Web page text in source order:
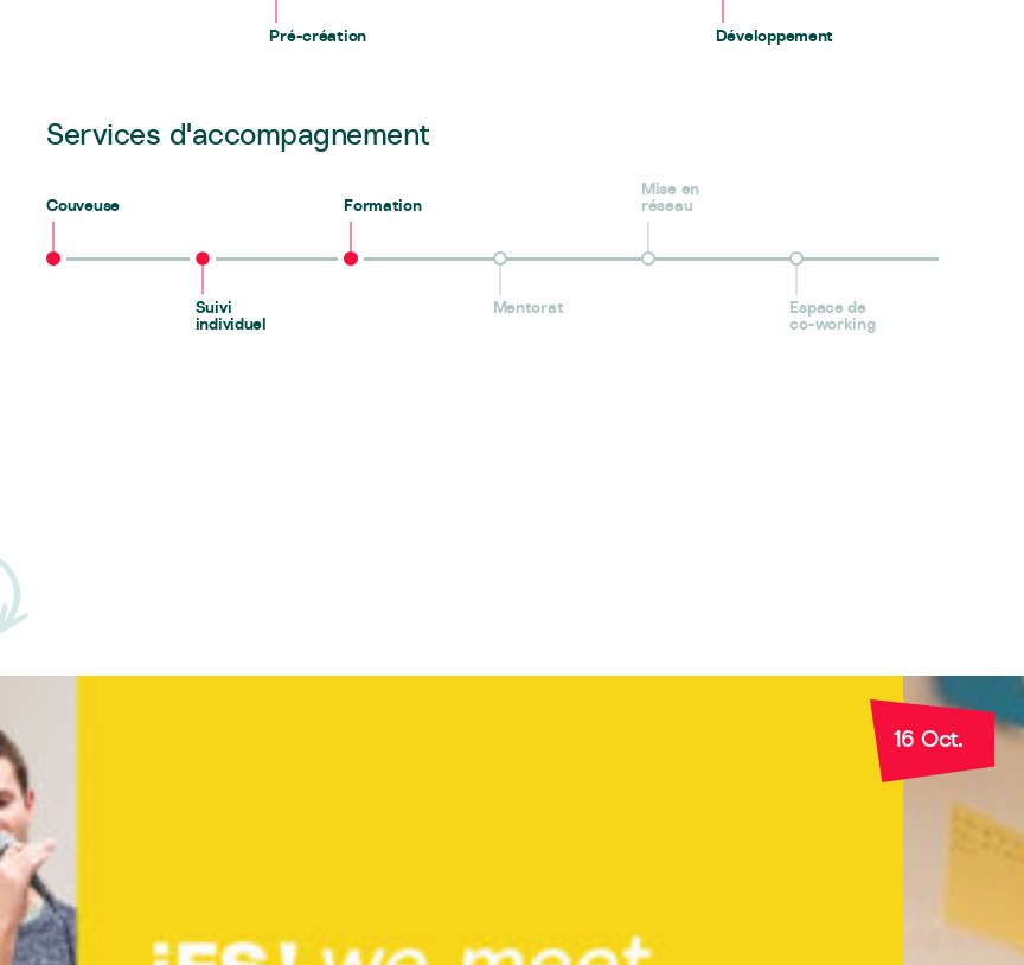
Pré-création Développement
Services d'accompagnement
Couveuse
Suivi
individuel
Formation
Mentorat
Mise en
réseau
Espace de
co-working
16 Oct.